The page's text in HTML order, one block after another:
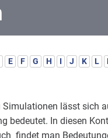
E F G H I J K L
Simulationen lässt sich
bedeutet. In diesen
findet man